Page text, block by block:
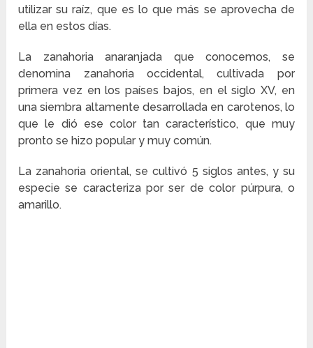
utilizar su raíz, que es lo que más se aprovecha de
ella en estos días.
La zanahoria anaranjada que conocemos, se
denomina zanahoria occidental, cultivada por
primera vez en los países bajos, en el siglo XV, en
una siembra altamente desarrollada en carotenos, lo
que le dió ese color tan característico, que muy
pronto se hizo popular y muy común.
La zanahoria oriental, se cultivó 5 siglos antes, y su
especie se caracteriza por ser de color púrpura, o
amarillo.